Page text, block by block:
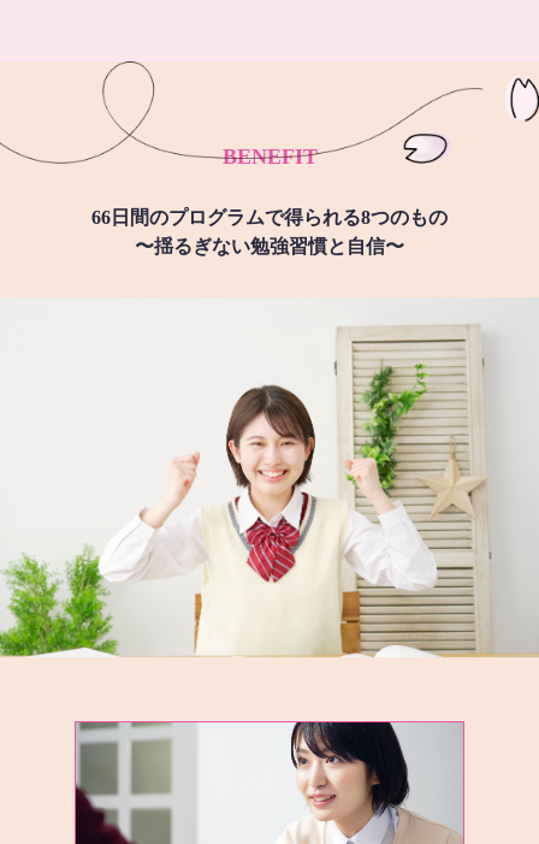
BENEFIT
66日間のプログラムで得られる8つのもの
〜揺るぎない勉強習慣と自信〜